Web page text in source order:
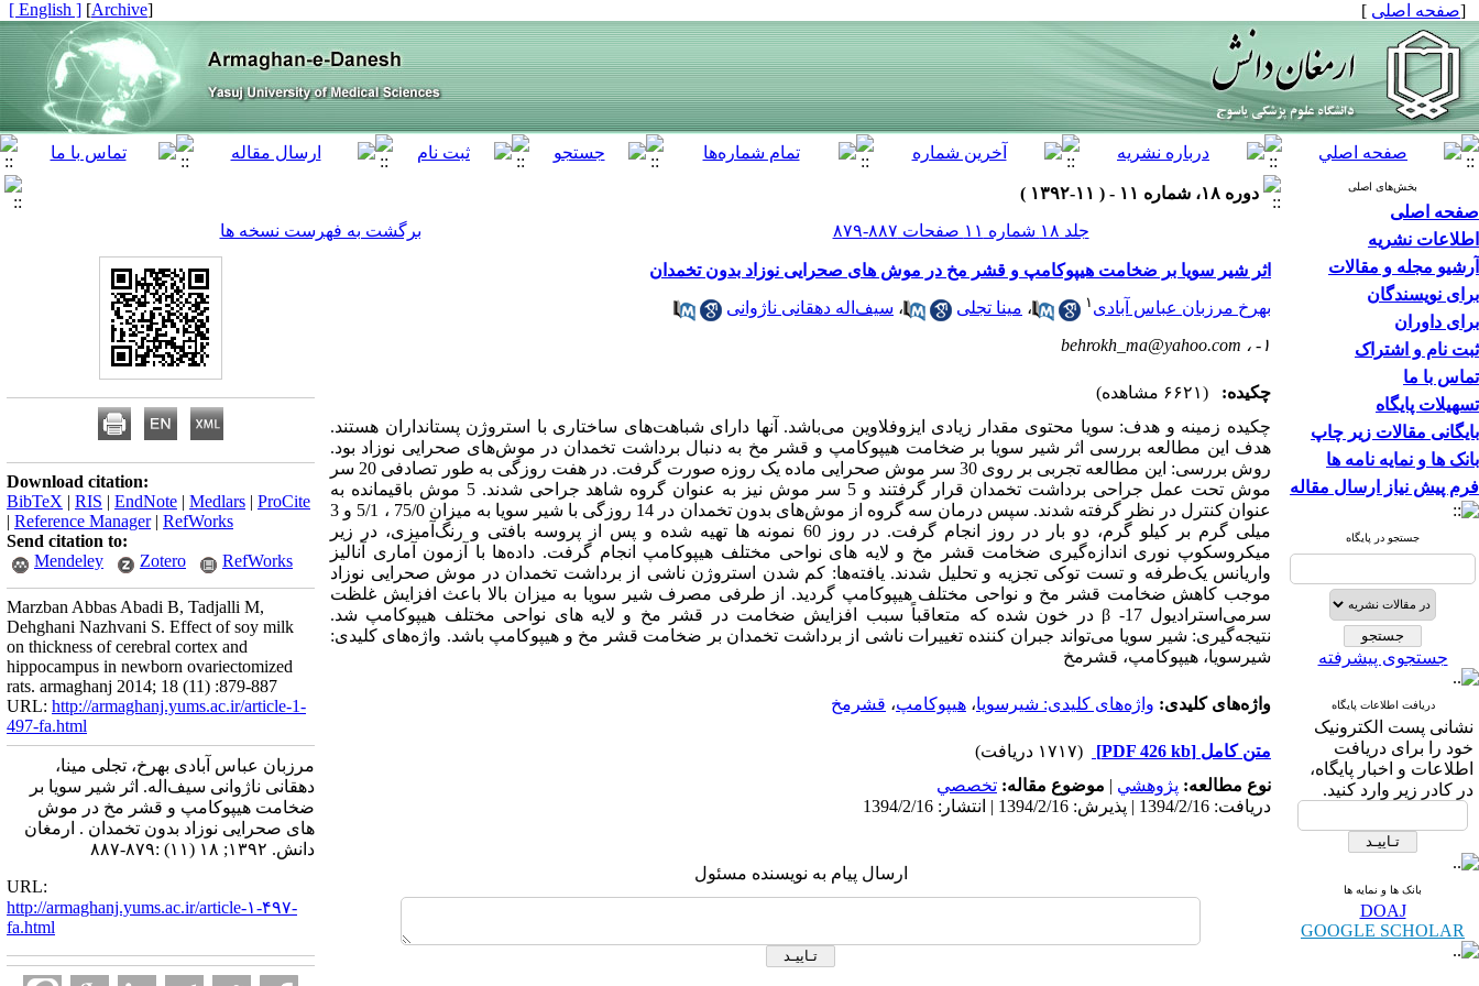
[صفحه اصلی ]
[
Archive
]
[ English ]
بخش‌های اصلی
صفحه اصلی
اطلاعات نشریه
آرشیو مجله و مقالات
برای نویسندگان
برای داوران
ثبت نام و اشتراک
تماس با ما
تسهیلات پایگاه
بایگانی مقالات زیر چاپ
بانک ها و نمایه نامه ها
فرم پیش نیاز ارسال مقاله
جستجو در پایگاه
جستجوی پیشرفته
دریافت اطلاعات پایگاه
نشانی پست الکترونیک
خود را برای دریافت
اطلاعات و اخبار پایگاه،
در کادر زیر وارد کنید.
بانک ها و نمایه ها
DOAJ
GOOGLE SCHOLAR
دوره ۱۸، شماره ۱۱ - ( ۱۱-۱۳۹۲ )
جلد ۱۸ شماره ۱۱ صفحات ۸۸۷-۸۷۹
برگشت به فهرست نسخه ها
اثر شیر سویا بر ضخامت هیپوکامپ و قشر مخ در موش های صحرایی نوزاد بدون تخمدان
بهرخ مرزبان عباس آبادی ۱ ، مینا تجلی ، سیف‌اله دهقانی ناژوانی
۱- ،
behrokh_ma@yahoo.com
چکیده:
(۶۶۲۱ مشاهده)
چکیده زمینه و هدف: سویا محتوی مقدار زیادی ایزوفلاوین می‌باشد. آنها دارای شباهت‌های ساختاری با استروژن پستانداران هستند.
هدف این مطالعه بررسی اثر شیر سویا بر ضخامت هیپوکامپ و قشر مخ به دنبال برداشت تخمدان در موش‌های صحرایی نوزاد بود.
روش بررسی: این مطالعه تجربی بر روی 30 سر موش صحرایی ماده یک روزه صورت گرفت. در هفت روزگی به طور تصادفی 20 سر
موش تحت عمل جراحی برداشت تخمدان قرار گرفتند و 5 سر موش نیز به عنوان گروه شاهد جراحی شدند. 5 موش باقیمانده به
عنوان کنترل در نظر گرفته شدند. سپس درمان سه گروه از موش‌های بدون تخمدان در 14 روزگی با شیر سویا به میزان 75/0 ، 5/1 و 3
میلی گرم بر کیلو گرم، دو بار در روز انجام گرفت. در روز 60 نمونه ها تهیه شده و پس از پروسه بافتی و رنگ‌آمیزی، در زیر
میکروسکوپ نوری اندازه‌گیری ضخامت قشر مخ و لایه های نواحی مختلف هیپوکامپ انجام گرفت. داده‌ها با آزمون آماری آنالیز
واریانس یک‌طرفه و تست توکی تجزیه و تحلیل شدند. یافته‌ها: کم شدن استروژن ناشی از برداشت تخمدان در موش صحرایی نوزاد
موجب کاهش ضخامت قشر مخ و نواحی مختلف هیپوکامپ گردید. از طرفی مصرف شیر سویا به میزان بالا باعث افزایش غلظت
سرمی‌استرادیول 17- β در خون شده که متعاقباً سبب افزایش ضخامت در قشر مخ و لایه های نواحی مختلف هیپوکامپ شد.
نتیجه‌گیری: شیر سویا می‌تواند جبران کننده تغییرات ناشی از برداشت تخمدان بر ضخامت قشر مخ و هیپوکامپ باشد. واژه‌های کلیدی:
شیرسویا، هیپوکامپ، قشرمخ
واژه‌های کلیدی: واژه‌های کلیدی: شیرسویا، هیپوکامپ، قشرمخ
متن کامل [PDF 426 kb]
(۱۷۱۷ دریافت)
نوع مطالعه: پژوهشي | موضوع مقاله: تخصصي
دریافت: 1394/2/16 | پذیرش: 1394/2/16 | انتشار: 1394/2/16
ارسال پیام به نویسنده مسئول
Download citation:
BibTeX | RIS | EndNote | Medlars | ProCite
| Reference Manager| RefWorks
Send citation to:
Mendeley
Zotero RefWorks
Marzban Abbas Abadi B, Tadjalli M,
Dehghani Nazhvani S. Effect of soy milk
on thickness of cerebral cortex and
hippocampus in newborn ovariectomized
rats. armaghanj 2014; 18 (11) :879-887
URL: http://armaghanj.yums.ac.ir/article-1-
497-fa.html
مرزبان عباس آبادی بهرخ، تجلی مینا،
دهقانی ناژوانی سیف‌اله. اثر شیر سویا بر
ضخامت هیپوکامپ و قشر مخ در موش
های صحرایی نوزاد بدون تخمدان . ارمغان
دانش. ۱۳۹۲; ۱۸ (۱۱) :۸۷۹-۸۸۷
URL:
http://armaghanj.yums.ac.ir/article-۱-۴۹۷-
fa.html